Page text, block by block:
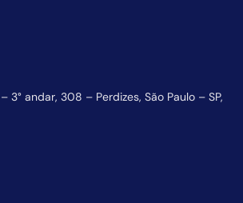
3° andar, 308 – Perdizes, São Paulo – SP,